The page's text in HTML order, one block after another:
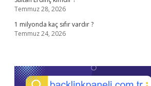
Temmuz 28, 2026
1 milyonda kaç sıfır vardır ?
Temmuz 24, 2026